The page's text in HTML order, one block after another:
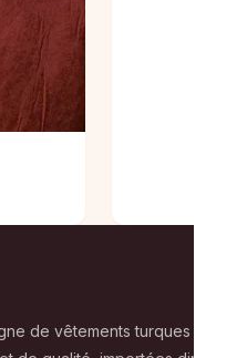
de vêtements turques pour